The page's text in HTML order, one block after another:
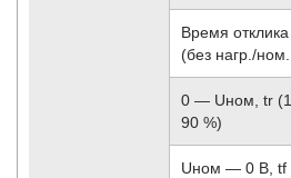
Время
(без нагр./
0 — Uном, tr
90 %)
Uном — 0 В, tf